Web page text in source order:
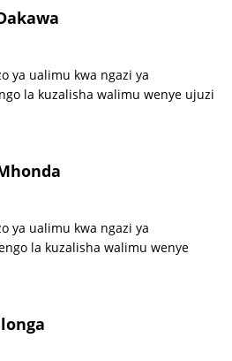
ya ualimu kwa ngazi ya
la kuzalisha walimu wenye ujuzi
ya ualimu kwa ngazi ya
la kuzalisha walimu wenye